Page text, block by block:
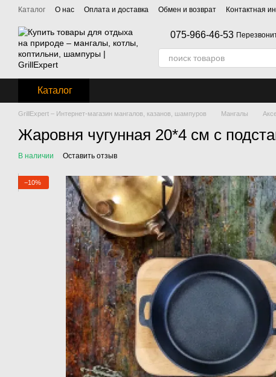
Перейти к основному контенту
Каталог О нас Оплата и доставка Обмен и возврат Контактная
075-966-46-53
Каталог
GrillExpert – Интернет-магазин мангалов, казанов, шампуров Мангалы
Жаровня чугунная 20*4 см с
В наличии Оставить отзыв
−10%